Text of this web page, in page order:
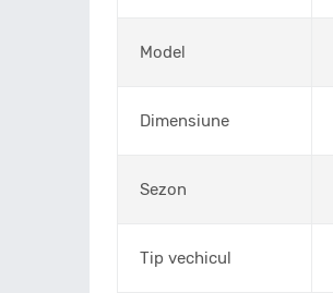
Model
Dimensiune
Sezon
Tip vechicul